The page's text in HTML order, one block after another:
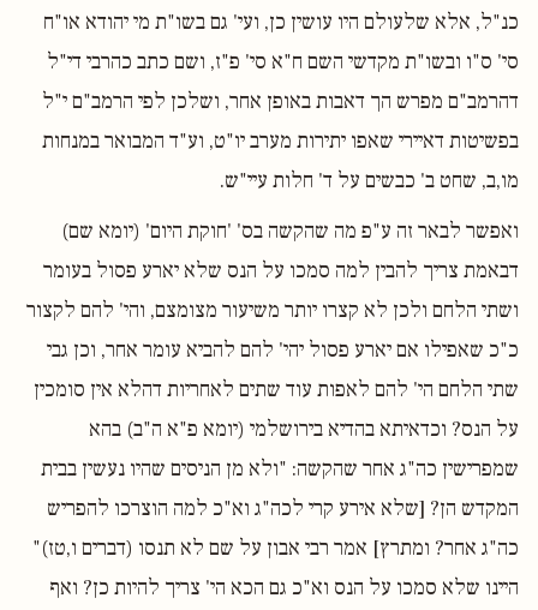
כנ"ל, אלא שלעולם היו עושין כן, ועי' גם בשו"ת מי יהודא או"ח
סי' ס"ו ובשו"ת מקדשי השם ח"א סי' פ"ז, ושם כתב כהרבי די"ל
דהרמב"ם מפרש הך דאבות באופן אחר, ושלכן לפי הרמב"ם י"ל
בפשיטות דאיירי שאפו יתירות מערב יו"ט, וע"ד המבואר במנחות
מו,ב, שחט ב' כבשים על ד' חלות עיי"ש.
ואפשר לבאר זה ע"פ מה שהקשה בס' 'חוקת היום' (יומא שם)
דבאמת צריך להבין למה סמכו על הנס שלא יארע פסול בעומר
ושתי הלחם ולכן לא קצרו יותר משיעור מצומצם, והי' להם לקצור
כ"כ שאפילו אם יארע פסול יהי' להם להביא עומר אחר, וכן גבי
שתי הלחם הי' להם לאפות עוד שתים לאחריות דהלא אין סומכין
על הנס? וכדאיתא בהדיא בירושלמי (יומא פ"א ה"ב) בהא
שמפרישין כה"ג אחר שהקשה: "ולא מן הניסים שהיו נעשין בבית
המקדש הן? [שלא אירע קרי לכה"ג וא"כ למה הוצרכו להפריש
כה"ג אחר? ומתרץ] אמר רבי אבון על שם לא תנסו (דברים ו,טז)"
היינו שלא סמכו על הנס וא"כ גם הכא הי' צריך להיות כן? ואף